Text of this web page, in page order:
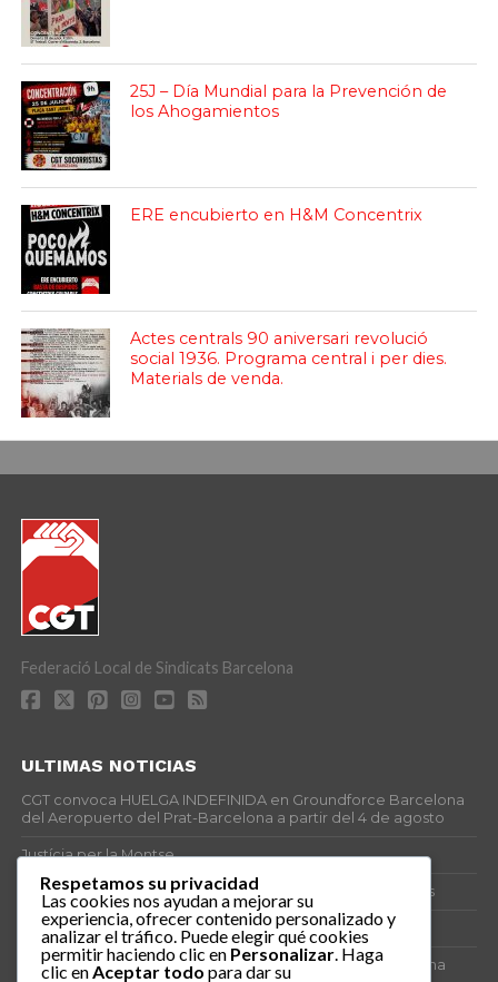
25J – Día Mundial para la Prevención de
los Ahogamientos
ERE encubierto en H&M Concentrix
Actes centrals 90 aniversari revolució
social 1936. Programa central i per dies.
Materials de venda.
Federació Local de Sindicats Barcelona
ULTIMAS NOTICIAS
CGT convoca HUELGA INDEFINIDA en Groundforce Barcelona
del Aeropuerto del Prat-Barcelona a partir del 4 de agosto
Justícia per la Montse
25J – Día Mundial para la Prevención de los Ahogamientos
ERE encubierto en H&M Concentrix
Actes centrals 90 aniversari revolució social 1936. Programa
Respetamos su privacidad
Las cookies nos ayudan a mejorar su
experiencia, ofrecer contenido personalizado y
analizar el tráfico. Puede elegir qué cookies
permitir haciendo clic en Personalizar . Haga
clic en Aceptar todo para dar su